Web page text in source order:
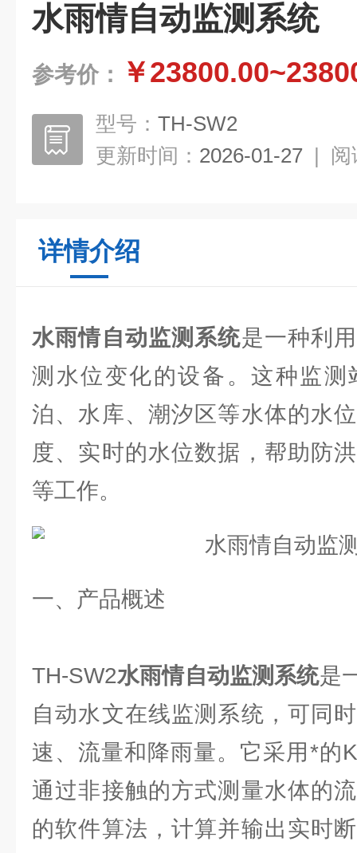
水雨情自动监测系统
参考价： ￥
型号： TH-SW2
更新时间： 2026-01-27 | 阅
详情介绍
水雨情自动监测系统是一种利
测水位变化的设备。这种监测
泊、水库、潮汐区等水体的水
度、实时的水位数据，帮助防
等工作。
一、产品概述
TH-SW2水雨情自动监测系统是
自动水文在线监测系统，可同
速、流量和降雨量。它采用*的
通过非接触的方式测量水体的
的软件算法，计算并输出实时